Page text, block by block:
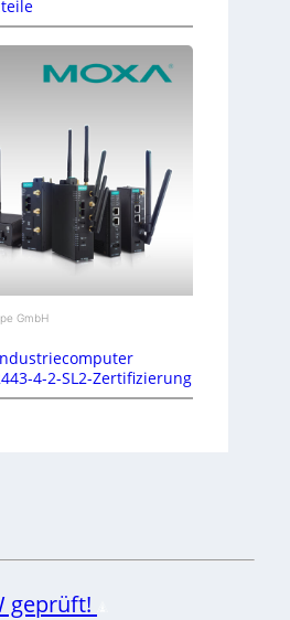
GmbH
4-2-SL2-Zertifizierung
geprüft!